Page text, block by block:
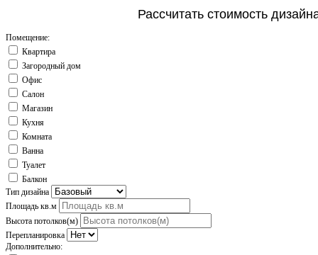
Рассчитать стоимость
Помещение:
Квартира
Загородный дом
Офис
Салон
Магазин
Кухня
Комната
Ванна
Туалет
Балкон
Тип дизайна
Площадь кв.м
Высота потолков(м)
Перепланировка
Дополнительно: